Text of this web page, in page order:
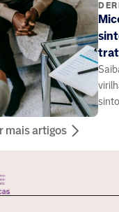
mais artigos